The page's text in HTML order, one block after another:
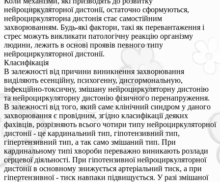
нейроциркуляторної дистонії, остаточно сформуються,
нейроциркуляторна дистонія стає самостійним
захворюванням. Будь-які фактори, такі як перевантаження і
стрес можуть викликати патологічну реакцію організму
людини, лежить в основі проявів певного типу
нейроциркуляторної дистонії.
Класифікація
В залежності від причини виникнення захворювання
виділяють есенційну, психогенну, дисгормональную,
інфекційно-токсичну, змішану нейроциркуляторну дистонію
та нейроциркуляторну дистонію фізичного перенапруження.
В залежності від того, який саме клінічний синдром у даного
захворювання є провідним, згідно класифікації деяких
фахівців, розрізняють всього чотири типу нейроциркуляторної
дистонії - це кардинальний тип, гіпотензивний тип,
гіпертензивний тип, а так само змішаний тип. При
кардинальному типі хвороби переважно виникають розлади
серцевої діяльності. При гіпотензивної нейроциркуляторної
дистонії в основному знижується артеріальний тиск, а при
гіпертензивної - тиск навпаки підвищується. У разі змішаної